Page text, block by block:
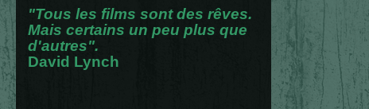
"Tous les films sont des rêves.
Mais certains un peu plus que
d'autres".
David Lynch